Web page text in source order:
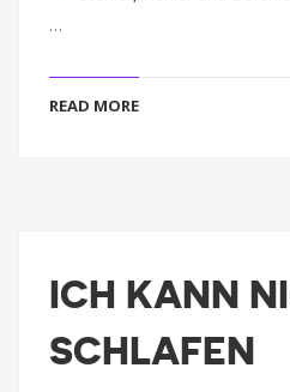
…
READ MORE
ICH KANN
SCHLAFEN